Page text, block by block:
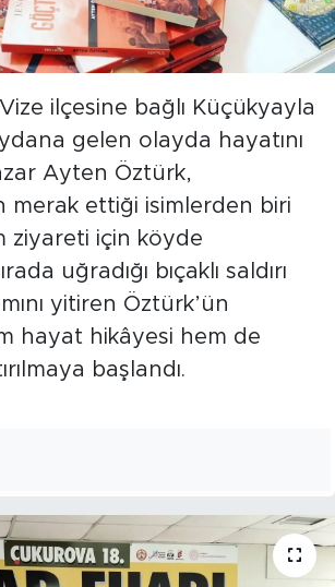
Vize ilçesine bağlı Küçükyayla
gelen olayda hayatını
Ayten Öztürk,
merak ettiği isimlerden biri
ziyareti için köyde
uğradığı bıçaklı saldırı
yitiren Öztürk’ün
hayat hikâyesi hem de
başlandı.